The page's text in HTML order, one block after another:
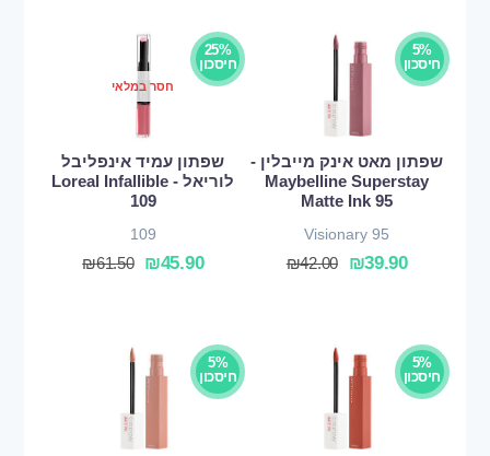
5%
חיסכון
שפתון מאט אינק מייבלין -
Maybelline Superstay
Matte Ink 95
Visionary 95
₪39.90
₪42.00
25%
חיסכון
חסר במלאי
שפתון עמיד אינפליבל
לוריאל - Loreal Infallible
109
109
₪45.90
₪61.50
5%
חיסכון
5%
חיסכון